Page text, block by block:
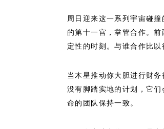
周日迎来这一系列宇宙碰
的第十一宫，掌管合作。
定性的时刻。与谁合作比以
当木星推动你大胆进行财
没有脚踏实地的计划，它
命的团队保持一致。